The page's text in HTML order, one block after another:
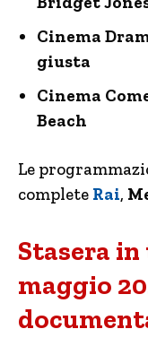
Cinema
giusta
Cinema
Beach
Le
complete Rai,
Stasera
maggio